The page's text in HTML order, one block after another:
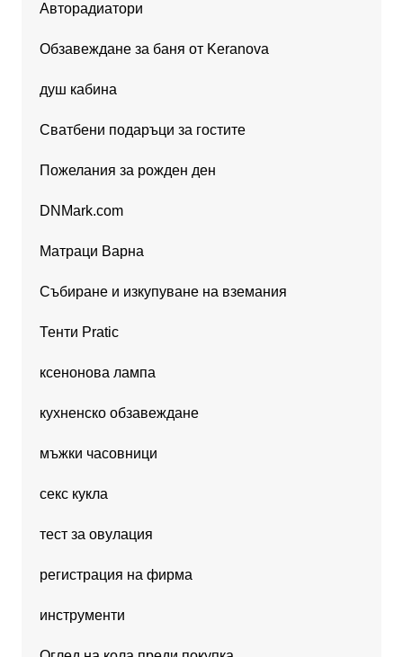
Авторадиатори
Обзавеждане за баня от Keranova
душ кабина
Сватбени подаръци за гостите
Пожелания за рожден ден
DNMark.com
Матраци Варна
Събиране и изкупуване на вземания
Тенти Pratic
ксенонова лампа
кухненско обзавеждане
мъжки часовници
секс кукла
тест за овулация
регистрация на фирма
инструменти